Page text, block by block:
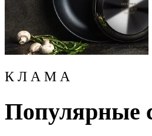
К Л А М А
Популярные